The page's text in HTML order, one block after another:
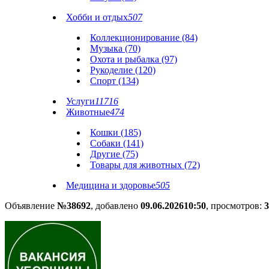
Хобби и отдых507
Коллекционирование (84)
Музыка (70)
Охота и рыбалка (97)
Рукоделие (120)
Спорт (134)
Услуги11716
Животные474
Кошки (185)
Собаки (141)
Другие (75)
Товары для животных (72)
Медицина и здоровье505
Объявление №38692, добавлено 09.06.202610:50, просмотров: